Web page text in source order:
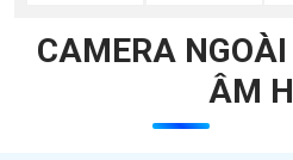
CAMERA
ÂM